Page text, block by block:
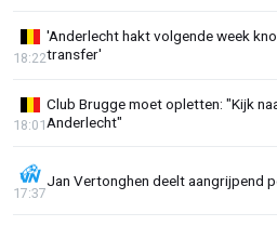
'Anderlecht hakt volgende week
transfer'
18:22
Club Brugge moet opletten: "Kijk
Anderlecht"
18:01
Jan Vertonghen deelt aangrijpend
17:37